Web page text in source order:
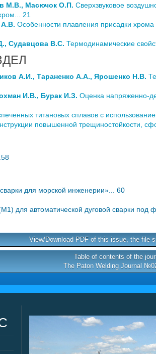
М.В., Масючок О.П. Сверхзвуковое
21
Особенности плавления присадки
Судавцова В.С. Термодинамические
А.И., Тараненко А.А., Ярошенко Н.В.
И.В., Бурак И.З. Оценка напряженно-
титановых сплавов с
повышенной трещиностойкости,
для морской инженерии»... 60
автоматической дуговой сварки под
View/Download PDF of this issue, the file
Table of contents of the
The Paton Welding Journal